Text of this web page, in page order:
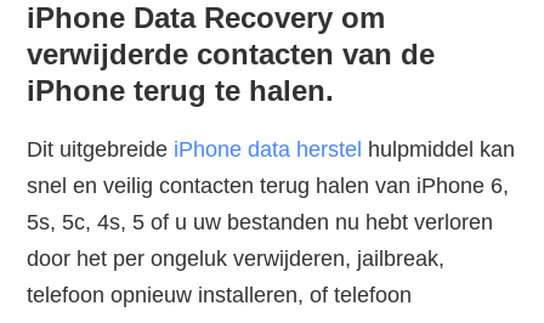
iPhone Data Recovery om
verwijderde contacten van de
iPhone terug te halen.
Dit uitgebreide iPhone data herstel hulpmiddel kan
snel en veilig contacten terug halen van iPhone 6,
5s, 5c, 4s, 5 of u uw bestanden nu hebt verloren
door het per ongeluk verwijderen, jailbreak,
telefoon opnieuw installeren, of telefoon